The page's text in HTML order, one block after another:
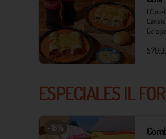
1
Cola
ESPECIALES IL
-18%